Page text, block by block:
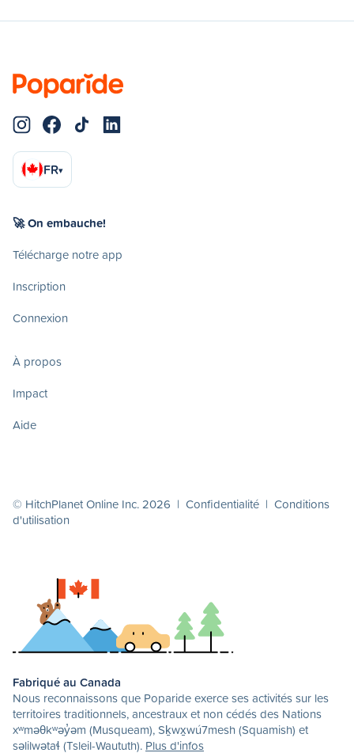
FR▾
🚀 On embauche!
Télécharge notre app
Inscription
Connexion
À propos
Impact
Aide
© HitchPlanet Online Inc. 2026 | Confidentialité | Conditions
d'utilisation
Fabriqué au Canada
Nous reconnaissons que Poparide exerce ses activités sur les
territoires traditionnels, ancestraux et non cédés des Nations
xʷməθkʷəy̓əm (Musqueam), Sḵwx̱wú7mesh (Squamish) et
səlilwətaɬ (Tsleil-Waututh). Plus d'infos